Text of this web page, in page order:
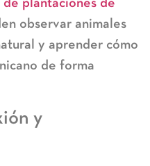
de plantaciones de
observar animales
y aprender cómo
de forma
y